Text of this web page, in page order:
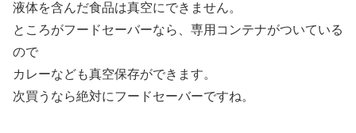
液体を含んだ食品は真空にできません。
ところがフードセーバーなら、専用コンテナがついている
ので
カレーなども真空保存ができます。
次買うなら絶対にフードセーバーですね。